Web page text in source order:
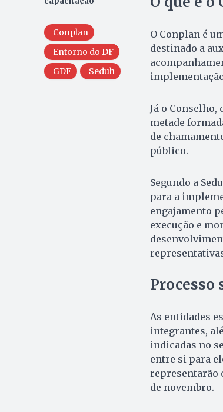
Conplan
Entorno do DF
GDF
Seduh
O Conplan é
destinado a
Já o
metade
de
público.
Segundo a
para a
engajamento
execução e
Processo
As entidades
integrantes,
indicadas no
entre si para
representarão
de novembro.